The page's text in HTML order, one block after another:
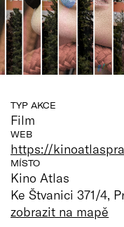
TYP AKCE
Film
WEB
https://
MÍSTO
Kino Atlas
Ke Štvanici 371/4,
zobrazit na mapě